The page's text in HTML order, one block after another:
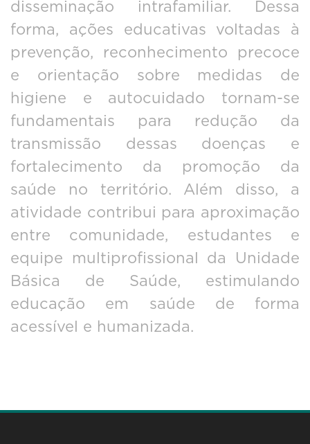
disseminação intrafamiliar. Dessa
forma, ações educativas voltadas à
prevenção, reconhecimento precoce
e orientação sobre medidas de
higiene e autocuidado tornam-se
fundamentais para redução da
transmissão dessas doenças e
fortalecimento da promoção da
saúde no território. Além disso, a
atividade contribui para aproximação
entre comunidade, estudantes e
equipe multiprofissional da Unidade
Básica de Saúde, estimulando
educação em saúde de forma
acessível e humanizada.